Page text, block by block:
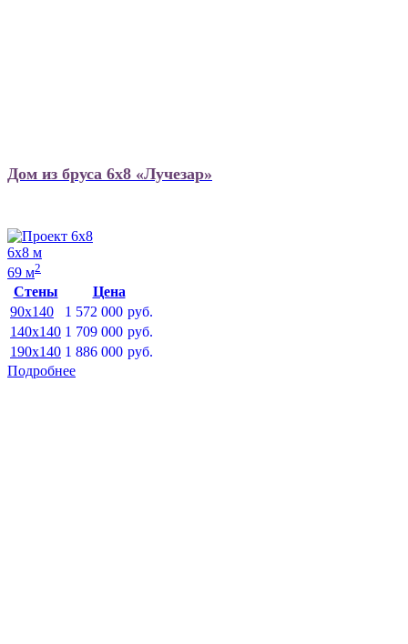
Дом из бруса 6х8 «Лучезар»
6х8 м
69 м2
Стены
Цена
90x140
1 572 000 руб.
140x140 1 709 000 руб.
190x140 1 886 000 руб.
Подробнее